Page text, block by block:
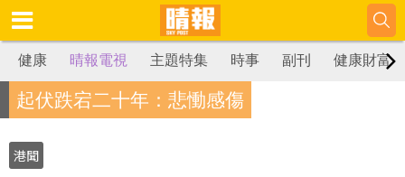
健康 晴報電視 主題特集 時事 副刊 健康財富
起伏跌宕二十年：悲慟感傷
港聞